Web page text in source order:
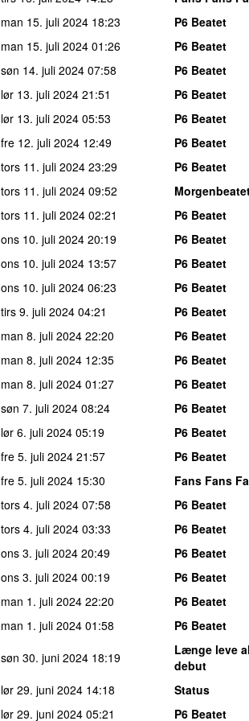
man 15. juli 2024 18:23
P6 Beatet
man 15. juli 2024 01:26
P6 Beatet
søn 14. juli 2024 07:58
P6 Beatet
lør 13. juli 2024 21:51
P6 Beatet
lør 13. juli 2024 05:53
P6 Beatet
fre 12. juli 2024 12:49
P6 Beatet
tors 11. juli 2024 23:29
P6 Beatet
tors 11. juli 2024 09:52
tors 11. juli 2024 02:21
P6 Beatet
ons 10. juli 2024 20:19
P6 Beatet
ons 10. juli 2024 13:57
P6 Beatet
ons 10. juli 2024 06:23
P6 Beatet
tirs 9. juli 2024 04:21
P6 Beatet
man 8. juli 2024 22:20
P6 Beatet
man 8. juli 2024 12:35
P6 Beatet
man 8. juli 2024 01:27
P6 Beatet
søn 7. juli 2024 08:24
P6 Beatet
lør 6. juli 2024 05:19
P6 Beatet
fre 5. juli 2024 21:57
P6 Beatet
fre 5. juli 2024 15:30
Fans Fans
tors 4. juli 2024 07:58
P6 Beatet
tors 4. juli 2024 03:33
P6 Beatet
ons 3. juli 2024 20:49
P6 Beatet
ons 3. juli 2024 00:19
P6 Beatet
man 1. juli 2024 22:20
P6 Beatet
man 1. juli 2024 01:58
P6 Beatet
søn 30. juni 2024 18:19
Længe leve
debut
lør 29. juni 2024 14:18
Status
lør 29. juni 2024 05:21 P6 Beatet